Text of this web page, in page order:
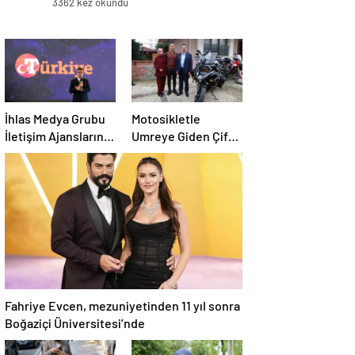
3362 kez okundu
İhlas Medya Grubu
İletişim Ajanslarını
Ağırladı
Motosikletle
Umreye Giden Çift
25 Gün Sonra Dönüş
Yaptı
Fahriye Evcen, mezuniyetinden 11 yıl sonra
Boğaziçi Üniversitesi’nde